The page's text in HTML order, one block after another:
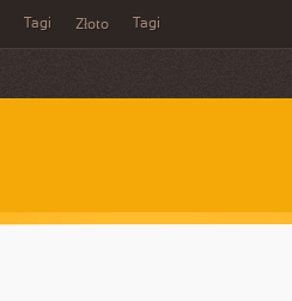
Tagi Złoto Tagi